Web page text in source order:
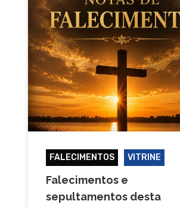
FALECIMENTOS VITRINE
Falecimentos e
sepultamentos desta